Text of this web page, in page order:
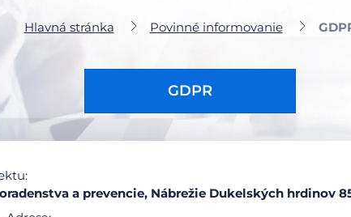
Hlavná stránka Povinné informovanie
GDPR
a prevencie, Nábrežie Dukelských hrdinov